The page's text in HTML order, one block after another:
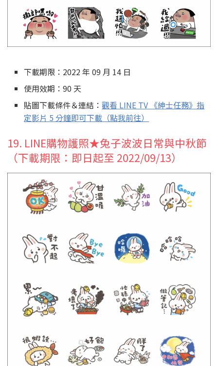
下載期限：2022 年 09 月 14 日
使用效期：90 天
貼圖下載條件＆連結：觀看 LINE TV 《紳士任務》指
定影片 5 分鐘即可下載（點我前往）
19. LINE購物護照★兔子波波日常與中秋節
（下載期限：即日起至 2022/09/13）